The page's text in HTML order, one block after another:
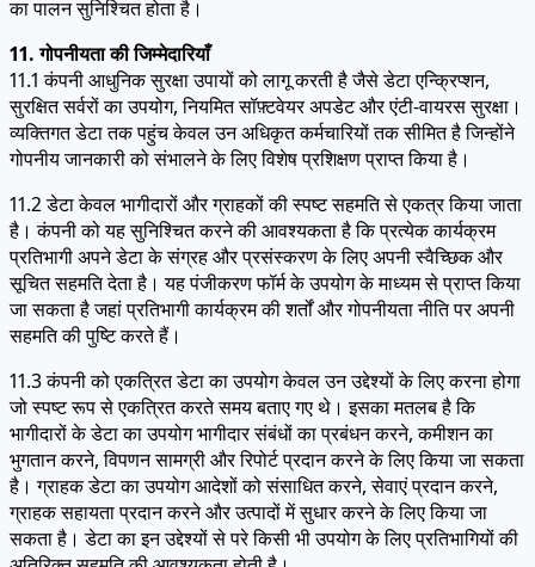
का पालन सुनिश्चित होता है।
11. गोपनीयता की जिम्मेदारियाँ
11.1 कंपनी आधुनिक सुरक्षा उपायों को लागू करती है जैसे डेटा एन्क्रिप्शन,
सुरक्षित सर्वरों का उपयोग, नियमित सॉफ़्टवेयर अपडेट और एंटी-वायरस सुरक्षा।
व्यक्तिगत डेटा तक पहुंच केवल उन अधिकृत कर्मचारियों तक सीमित है जिन्होंने
गोपनीय जानकारी को संभालने के लिए विशेष प्रशिक्षण प्राप्त किया है।
11.2 डेटा केवल भागीदारों और ग्राहकों की स्पष्ट सहमति से एकत्र किया जाता
है। कंपनी को यह सुनिश्चित करने की आवश्यकता है कि प्रत्येक कार्यक्रम
प्रतिभागी अपने डेटा के संग्रह और प्रसंस्करण के लिए अपनी स्वैच्छिक और
सूचित सहमति देता है। यह पंजीकरण फॉर्म के उपयोग के माध्यम से प्राप्त किया
जा सकता है जहां प्रतिभागी कार्यक्रम की शर्तों और गोपनीयता नीति पर अपनी
सहमति की पुष्टि करते हैं।
11.3 कंपनी को एकत्रित डेटा का उपयोग केवल उन उद्देश्यों के लिए करना होगा
जो स्पष्ट रूप से एकत्रित करते समय बताए गए थे। इसका मतलब है कि
भागीदारों के डेटा का उपयोग भागीदार संबंधों का प्रबंधन करने, कमीशन का
भुगतान करने, विपणन सामग्री और रिपोर्ट प्रदान करने के लिए किया जा सकता
है। ग्राहक डेटा का उपयोग आदेशों को संसाधित करने, सेवाएं प्रदान करने,
ग्राहक सहायता प्रदान करने और उत्पादों में सुधार करने के लिए किया जा
सकता है। डेटा का इन उद्देश्यों से परे किसी भी उपयोग के लिए प्रतिभागियों की